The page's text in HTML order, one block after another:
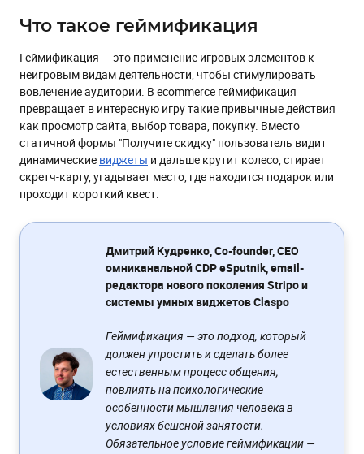
советов
Подытожим
Что такое геймификация
Геймификация — это применение игровых элементов к
неигровым видам деятельности, чтобы стимулировать
вовлечение аудитории. В ecommerce геймификация
превращает в интересную игру такие привычные действия
как просмотр сайта, выбор товара, покупку. Вместо
статичной формы "Получите скидку" пользователь видит
динамические виджеты и дальше крутит колесо, стирает
скретч-карту, угадывает место, где находится подарок или
проходит короткий квест.
Дмитрий Кудренко, Co-founder, CEO
омниканальной CDP eSputnik, email-
редактора нового поколения Stripo и
системы умных виджетов Claspo
Геймификация — это подход, который
должен упростить и сделать более
естественным процесс общения,
повлиять на психологические
особенности мышления человека в
условиях бешеной занятости.
Обязательное условие геймификации —